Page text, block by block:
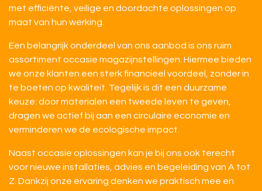
met efficiënte, veilige en doordachte oplossingen op
maat van hun werking.
Een belangrijk onderdeel van ons aanbod is ons ruim
assortiment occasie magazijnstellingen. Hiermee bieden
we onze klanten een sterk financieel voordeel, zonder in
te boeten op kwaliteit. Tegelijk is dit een duurzame
keuze: door materialen een tweede leven te geven,
dragen we actief bij aan een circulaire economie en
verminderen we de ecologische impact.
Naast occasie oplossingen kan je bij ons ook terecht
voor nieuwe installaties, advies en begeleiding van A tot
Z. Dankzij onze ervaring denken we praktisch mee en